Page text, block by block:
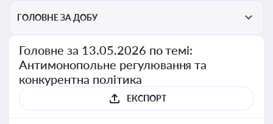
ГОЛОВНЕ ЗА ДОБУ
Головне за 13.05.2026 по темі:
Антимонопольне регулювання та
конкурентна політика
ЕКСПОРТ